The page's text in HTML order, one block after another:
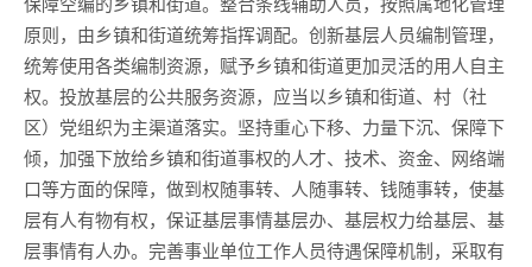
原则，由乡镇和街道统筹指挥调配。创新基层人员编制管理，
统筹使用各类编制资源，赋予乡镇和街道更加灵活的用人自主
权。投放基层的公共服务资源，应当以乡镇和街道、村（社
区）党组织为主渠道落实。坚持重心下移、力量下沉、保障下
倾，加强下放给乡镇和街道事权的人才、技术、资金、网络端
口等方面的保障，做到权随事转、人随事转、钱随事转，使基
层有人有物有权，保证基层事情基层办、基层权力给基层、基
层事情有人办。完善事业单位工作人员待遇保障机制，采取有